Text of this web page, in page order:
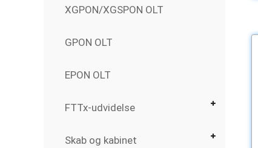
XGPON/XGSPON OLT
GPON OLT
EPON OLT
FTTx-udvidelse
Skab og kabinet